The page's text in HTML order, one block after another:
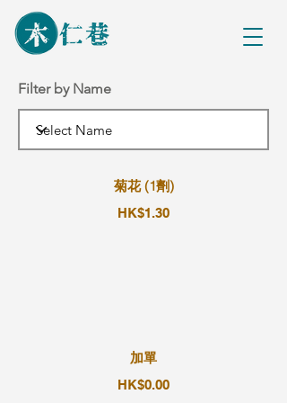
Filter by Name
菊花 (1劑)
HK$1.30
加單
HK$0.00